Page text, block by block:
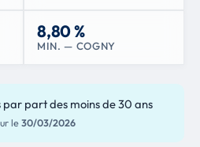
8,80 %
MIN. — COGNY
par part des moins de 30 ans
le 30/03/2026